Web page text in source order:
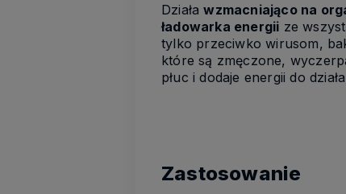
Działawzmacniająco na
ładowarka energii ze
tylko przeciwko wirusom,
które są zmęczone,
płuc i dodaje energii do
Zastosowanie